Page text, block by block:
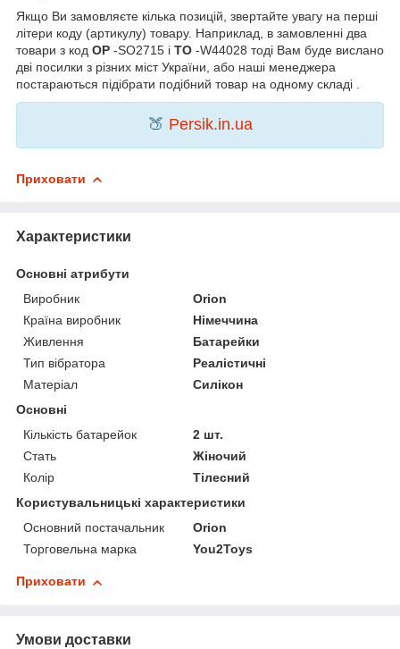
Якщо Ви замовляєте кілька позицій, звертайте увагу на перші
літери коду (артикулу) товару. Наприклад, в замовленні два
товари з код OP -SO2715 і TO -W44028 тоді Вам буде вислано
дві посилки з різних міст України, або наші менеджера
постараються підібрати подібний товар на одному складі .
🍑 Persik.in.ua
Приховати
Характеристики
Основні атрибути
Виробник
Orion
Країна виробник
Німеччина
Живлення
Батарейки
Тип вібратора
Реалістичні
Матеріал
Силікон
Основні
Кількість батарейок
2 шт.
Стать
Жіночий
Колір
Тілесний
Користувальницькі характеристики
Основний постачальник
Orion
Торговельна марка
You2Toys
Приховати
Умови доставки